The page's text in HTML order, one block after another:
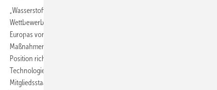
„Wasserstoffmobilität ist für die Klimaziele, die industrielle
Wettbewerbsfähigkeit und die strategische Widerstandsfähigkeit
Europas von entscheidender Bedeutung – und es sind dringend
Maßnahmen zum Ausbau der Infrastruktur erforderlich“: Mit dieser
Position richten sich CEOs weltweiter Energie-, Automobil und
Technologieunternehmen an die Staats- und Regierungschefs der
Mitgliedsstaaten der Europäischen Union. In einem gemeinsamen